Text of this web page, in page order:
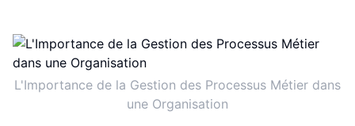
L'Importance de la Gestion des Processus Métier dans
une Organisation